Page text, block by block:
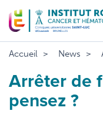
au
contenu
principal
Accueil News
Arrêter de
pensez ?